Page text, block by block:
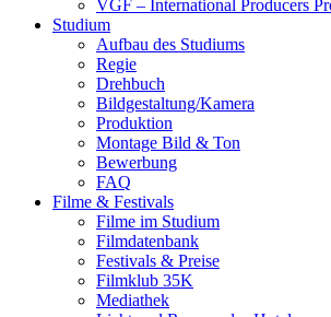
VGF – Inter­na­tio­nal Pro­du­cers
Stu­di­um
Auf­bau des Stu­di­ums
Regie
Dreh­buch
Bildgestaltung/​​Kamera
Pro­duk­ti­on
Mon­ta­ge Bild & Ton
Bewer­bung
FAQ
Fil­me & Fes­ti­vals
Fil­me im Stu­di­um
Film­da­ten­bank
Fes­ti­vals & Prei­se
Film­klub 35K
Media­thek